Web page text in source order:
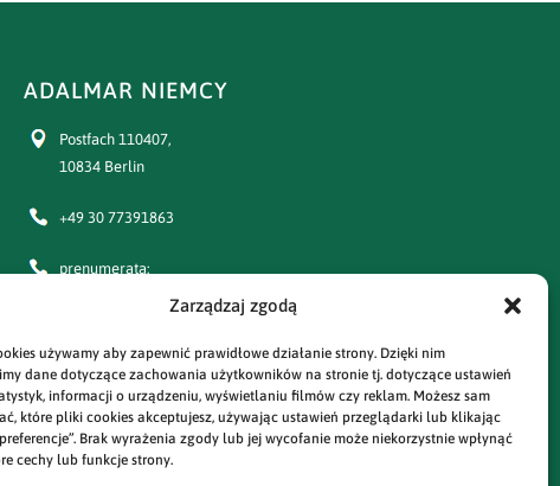
Zarządzaj zgodą
używamy aby zapewnić prawidłowe działanie strony. Dzięki nim
dane dotyczące zachowania użytkowników na stronie tj. dotyczące ustawień
informacji o urządzeniu, wyświetlaniu filmów czy reklam. Możesz sam
które pliki cookies akceptujesz, używając ustawień przeglądarki lub klikając
Brak wyrażenia zgody lub jej wycofanie może niekorzystnie wpłynąć
cechy lub funkcje strony.
ADALMAR NIEMCY
Postfach 110407,
10834 Berlin
+49 30 77391863
prenumerata:
+49 30 77391864
e-mail:
adalmar@prasa-polska.com
prenumerata:
prenumerata@prasa-polska.com